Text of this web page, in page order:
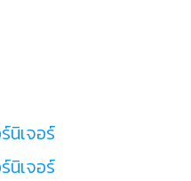
นิเจอร์
นิเจอร์